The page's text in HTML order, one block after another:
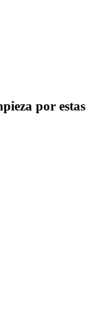
por estas